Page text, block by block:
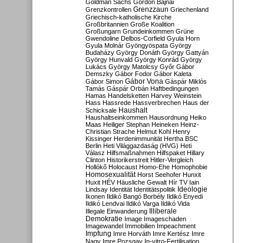
Goldman Sachs Gordon Bajnai
Grenzkontrollen Grenzzaun Griechenland
Griechisch-katholische Kirche
Großbritannien Große Koalition
Großungarn Grundeinkommen Grüne
Gwendoline Delbos-Corfield Gyula Horn
Gyula Molnár Gyöngyöspata György
Budaházy György Donáth György Gattyán
György Hunvald György Konrád György
Lukács György Matolcsy Győr Gábor
Demszky Gábor Fodor Gábor Kaleta
Gábor Simon Gábor Vona Gáspár Miklós
Tamás Gáspár Orbán Haftbedingungen
Hamas Handelsketten Harvey Weinstein
Hass Hassrede Hassverbrechen Haus der
Schicksale Haushalt
Haushaltseinkommen Hausordnung Heiko
Maas Heiliger Stephan Heineken Heinz-
Christian Strache Helmut Kohl Henry
Kissinger Herdenimmunität Hertha BSC
Berlin Heti Világgazdaság (HVG) Heti
Válasz Hilfsmaßnahmen Hilfspaket Hillary
Clinton Historikerstreit Hitler-Vergleich
Hollókő Holocaust Homo-Ehe Homophobie
Homosexualität Horst Seehofer Hunxit
Huxit HÉV Häusliche Gewalt Hír TV Iain
Lindsay Identität Identitätspolitik Ideologie
Ikonen Ildikó Bangó Borbély Ildikó Enyedi
Ildikó Lendvai Ildikó Varga Ildikó Vida
Illegale Einwanderung Illiberale
Demokratie Image Imageschaden
Imagewandel Immobilien Impeachment
Impfung Imre Horváth Imre Kertész Imre
Nagy Imre Pozsgay In-vitro-Fertilisation